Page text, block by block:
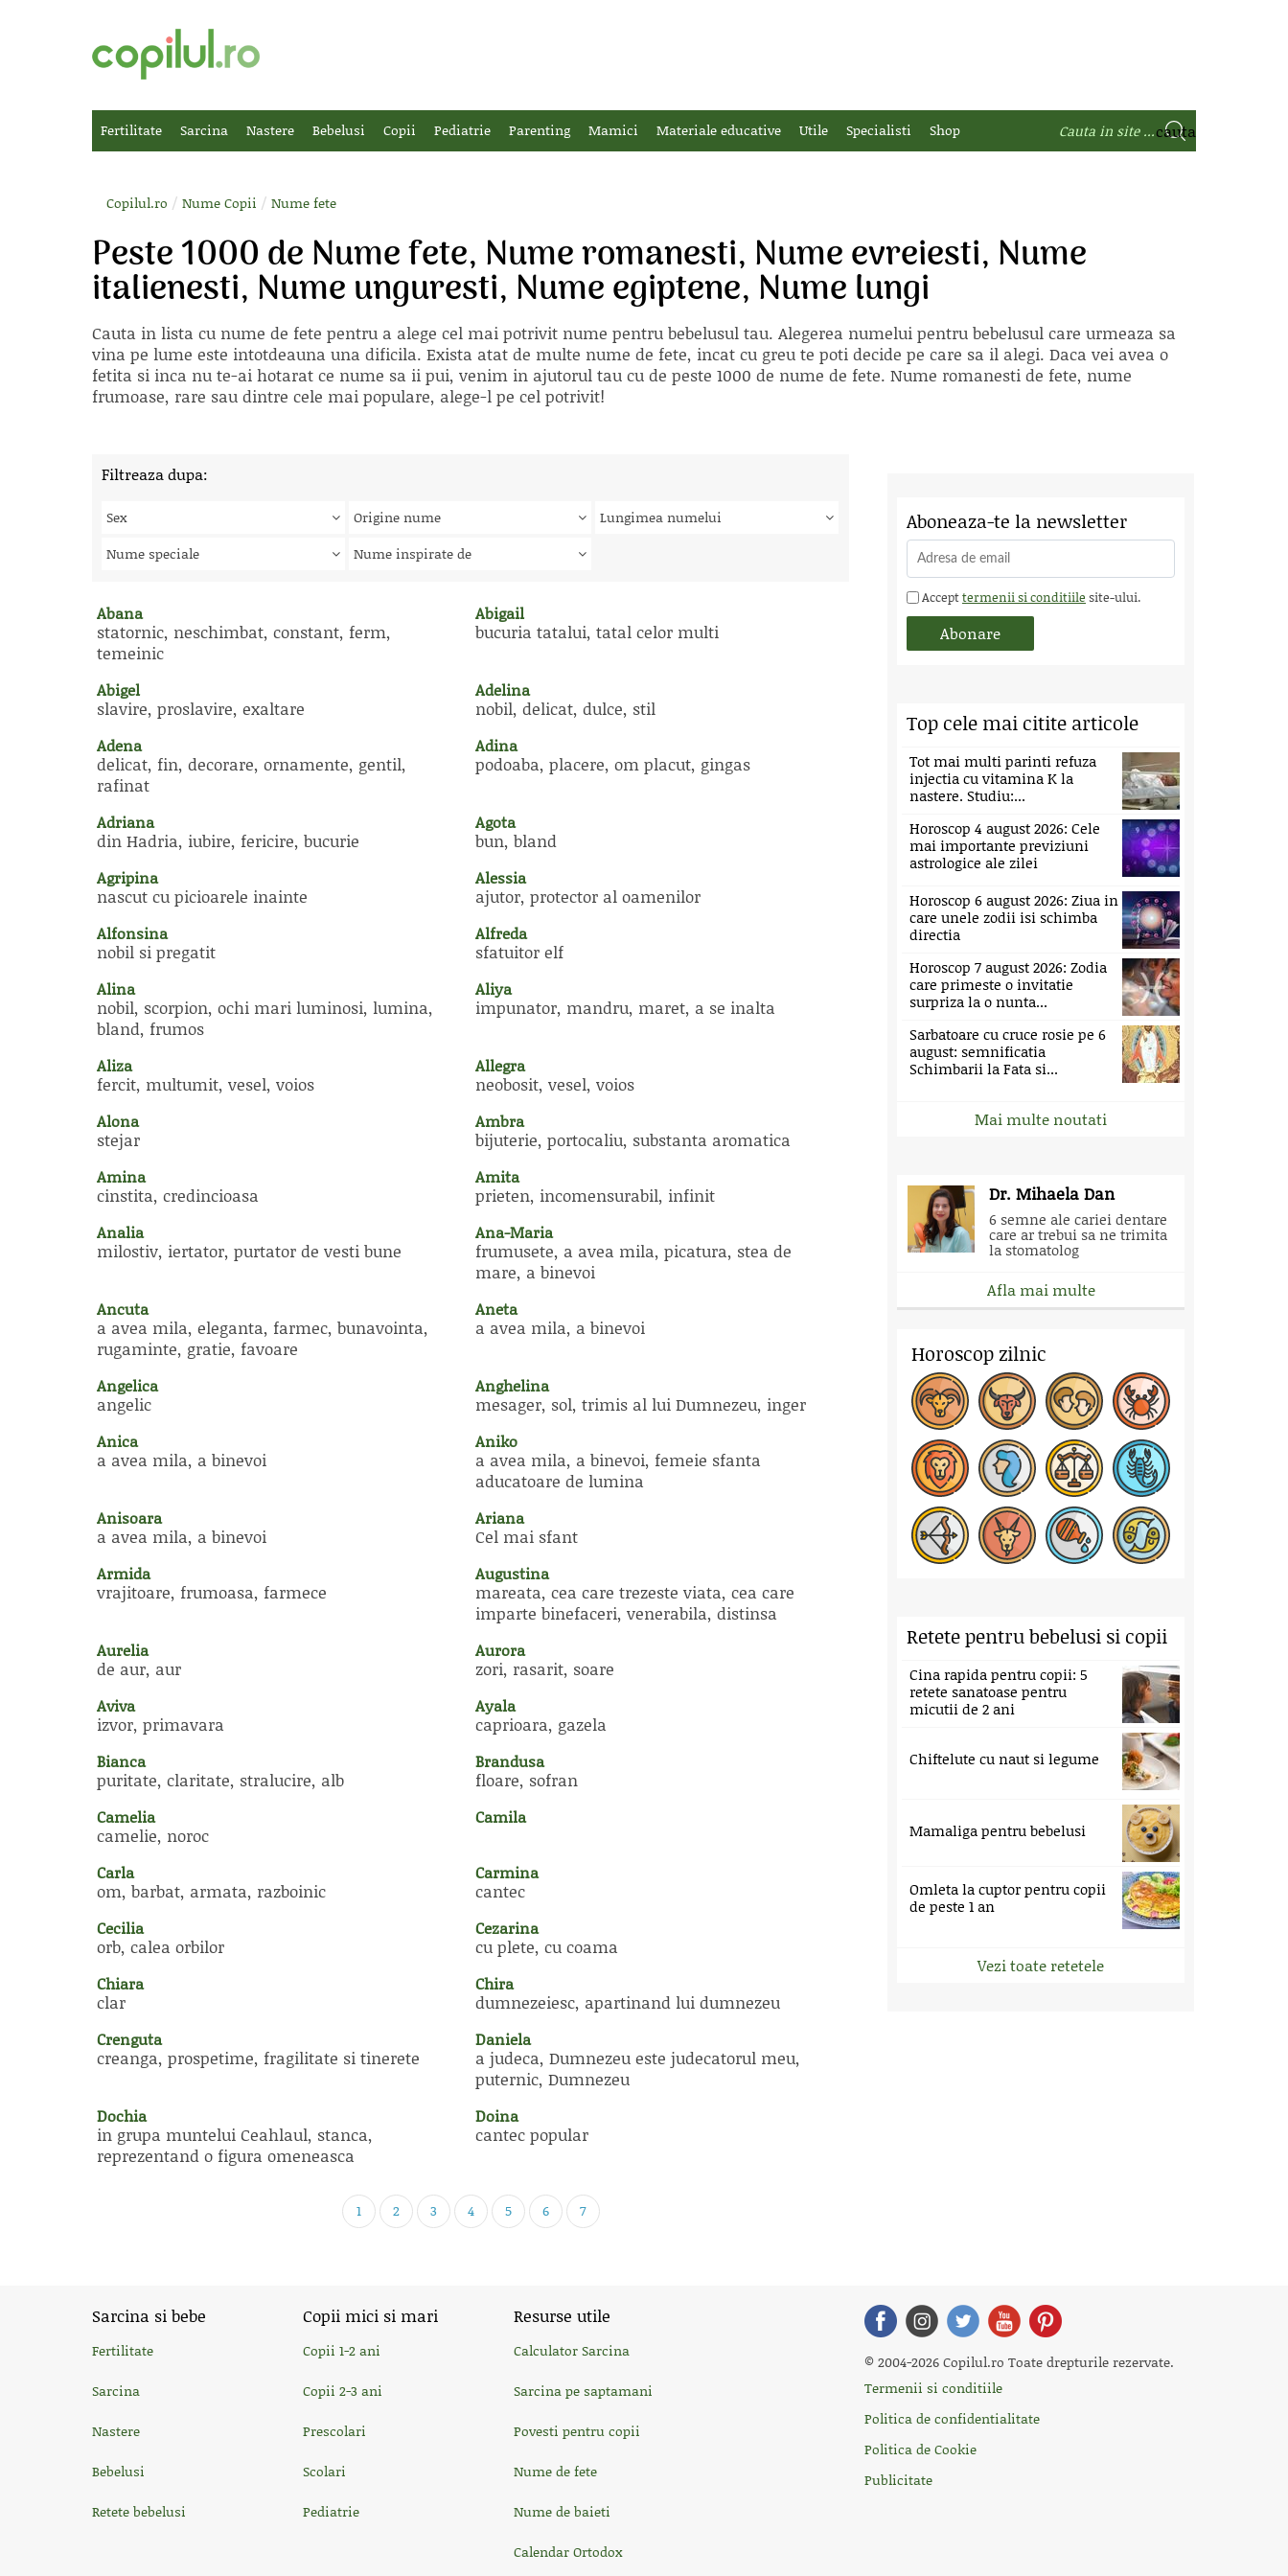
Fertilitate Sarcina Nastere Bebelusi Copii Pediatrie Parenting Mamici Materiale educative Utile Specialisti Shop
Copilul.ro / Nume Copii / Nume fete
Peste 1000 de Nume fete, Nume romanesti, Nume evreiesti, Nume
italienesti, Nume unguresti, Nume egiptene, Nume lungi
Cauta in lista cu nume de fete pentru a alege cel mai potrivit nume pentru bebelusul tau. Alegerea numelui pentru bebelusul care urmeaza sa
vina pe lume este intotdeauna una dificila. Exista atat de multe nume de fete, incat cu greu te poti decide pe care sa il alegi. Daca vei avea o
fetita si inca nu te-ai hotarat ce nume sa ii pui, venim in ajutorul tau cu de peste 1000 de nume de fete. Nume romanesti de fete, nume
frumoase, rare sau dintre cele mai populare, alege-l pe cel potrivit!
Filtreaza dupa:
Sex Origine nume
Lungimea numelui
Nume speciale
Nume inspirate de
Abana
statornic, neschimbat, constant, ferm,
temeinic
Abigail
bucuria tatalui, tatal celor multi
Abigel
slavire, proslavire, exaltare
Adelina
nobil, delicat, dulce, stil
Adena
delicat, fin, decorare, ornamente, gentil,
rafinat
Adina
podoaba, placere, om placut, gingas
Adriana
din Hadria, iubire, fericire, bucurie
Agota
bun, bland
Agripina
nascut cu picioarele inainte
Alessia
ajutor, protector al oamenilor
Alfonsina
nobil si pregatit
Alfreda
sfatuitor elf
Alina
nobil, scorpion, ochi mari luminosi, lumina,
bland, frumos
Aliya
impunator, mandru, maret, a se inalta
Aliza
fercit, multumit, vesel, voios
Allegra
neobosit, vesel, voios
Alona
stejar
Ambra
bijuterie, portocaliu, substanta aromatica
Amina
cinstita, credincioasa
Amita
prieten, incomensurabil, infinit
Analia
milostiv, iertator, purtator de vesti bune
Ana-Maria
frumusete, a avea mila, picatura, stea de
mare, a binevoi
Ancuta
a avea mila, eleganta, farmec, bunavointa,
rugaminte, gratie, favoare
Aneta
a avea mila, a binevoi
Angelica
angelic
Anghelina
mesager, sol, trimis al lui Dumnezeu, inger
Anica
a avea mila, a binevoi
Aniko
a avea mila, a binevoi, femeie sfanta
aducatoare de lumina
Anisoara
a avea mila, a binevoi
Ariana
Cel mai sfant
Armida
vrajitoare, frumoasa, farmece
Augustina
mareata, cea care trezeste viata, cea care
imparte binefaceri, venerabila, distinsa
Aurelia
de aur, aur
Aurora
zori, rasarit, soare
Aviva
izvor, primavara
Ayala
caprioara, gazela
Bianca
puritate, claritate, stralucire, alb
Brandusa
floare, sofran
Camelia
camelie, noroc
Camila
Carla
om, barbat, armata, razboinic
Carmina
cantec
Cecilia
orb, calea orbilor
Cezarina
cu plete, cu coama
Chiara
clar
Chira
dumnezeiesc, apartinand lui dumnezeu
Crenguta
creanga, prospetime, fragilitate si tinerete
Daniela
a judeca, Dumnezeu este judecatorul meu,
puternic, Dumnezeu
Dochia
in grupa muntelui Ceahlaul, stanca,
reprezentand o figura omeneasca
Doina
cantec popular
1 2 3 4 5 6 7
Aboneaza-te la newsletter
Accepttermenii si conditiile site-ului.
Top cele mai citite articole
Tot mai multi parinti refuza
injectia cu vitamina K la
nastere. Studiu:...
Horoscop 4 august 2026: Cele
mai importante previziuni
astrologice ale zilei
Horoscop 6 august 2026: Ziua in
care unele zodii isi schimba
directia
Horoscop 7 august 2026: Zodia
care primeste o invitatie
surpriza la o nunta...
Sarbatoare cu cruce rosie pe 6
august: semnificatia
Schimbarii la Fata si...
Mai multe noutati
Dr. Mihaela Dan
6 semne ale cariei dentare
care ar trebui sa ne trimita
la stomatolog
Afla mai multe
Horoscop zilnic
Retete pentru bebelusi si copii
Cina rapida pentru copii: 5
retete sanatoase pentru
micutii de 2 ani
Chiftelute cu naut si legume
Mamaliga pentru bebelusi
Omleta la cuptor pentru copii
de peste 1 an
Vezi toate retetele
Sarcina si bebe
Fertilitate
Sarcina
Nastere
Bebelusi
Retete bebelusi
Copii mici si mari
Copii 1-2 ani
Copii 2-3 ani
Prescolari
Scolari
Pediatrie
Resurse utile
Calculator Sarcina
Sarcina pe saptamani
Povesti pentru copii
Nume de fete
Nume de baieti
Calendar Ortodox
© 2004-2026 Copilul.ro Toate drepturile rezervate.
Termenii si conditiile
Politica de confidentialitate
Politica de Cookie
Publicitate